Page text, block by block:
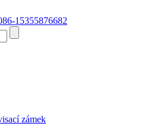
15355876682
zámek